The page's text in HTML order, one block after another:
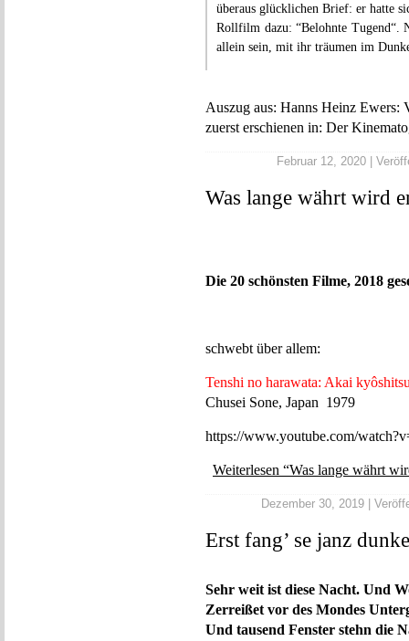
überaus glücklichen Brief: er hatte
Rollfilm dazu: “Belohnte Tugend“.
allein sein, mit ihr träumen im
Auszug aus: Hanns Heinz Ewers:
zuerst erschienen in: Der
Februar 12, 2020 |
Was lange währt wird
Die 20 schönsten Filme, 2018
schwebt über allem:
Tenshi no harawata: Akai
Chusei Sone, Japan 1979
https://www.youtube.com/
Weiterlesen “Was lange währt
Dezember 30, 2019 |
Erst fang’ se janz
Sehr weit ist diese Nacht. Und
Zerreißet vor des Mondes
Und tausend Fenster stehn die